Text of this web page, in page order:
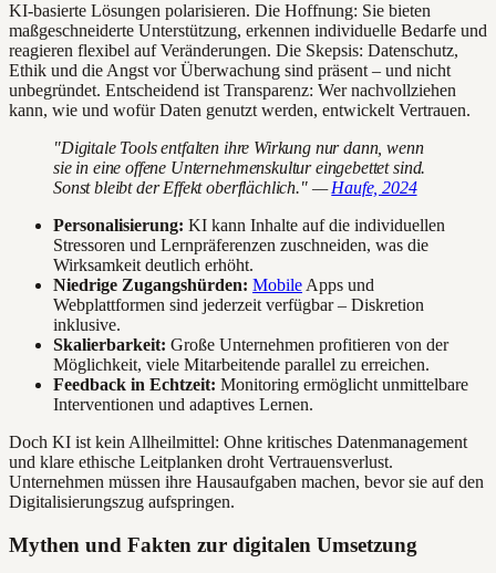
KI-basierte Lösungen polarisieren. Die Hoffnung: Sie bieten
maßgeschneiderte Unterstützung, erkennen individuelle Bedarfe und
reagieren flexibel auf Veränderungen. Die Skepsis: Datenschutz,
Ethik und die Angst vor Überwachung sind präsent – und nicht
unbegründet. Entscheidend ist Transparenz: Wer nachvollziehen
kann, wie und wofür Daten genutzt werden, entwickelt Vertrauen.
"Digitale Tools entfalten ihre Wirkung nur dann, wenn
sie in eine offene Unternehmenskultur eingebettet sind.
Sonst bleibt der Effekt oberflächlich." —Haufe, 2024
Personalisierung: KI kann Inhalte auf die individuellen
Stressoren und Lernpräferenzen zuschneiden, was die
Wirksamkeit deutlich erhöht.
Niedrige Zugangshürden: Mobile Apps und
Webplattformen sind jederzeit verfügbar – Diskretion
inklusive.
Skalierbarkeit: Große Unternehmen profitieren von der
Möglichkeit, viele Mitarbeitende parallel zu erreichen.
Feedback in Echtzeit: Monitoring ermöglicht unmittelbare
Interventionen und adaptives Lernen.
Doch KI ist kein Allheilmittel: Ohne kritisches Datenmanagement
und klare ethische Leitplanken droht Vertrauensverlust.
Unternehmen müssen ihre Hausaufgaben machen, bevor sie auf den
Digitalisierungszug aufspringen.
Mythen und Fakten zur digitalen Umsetzung